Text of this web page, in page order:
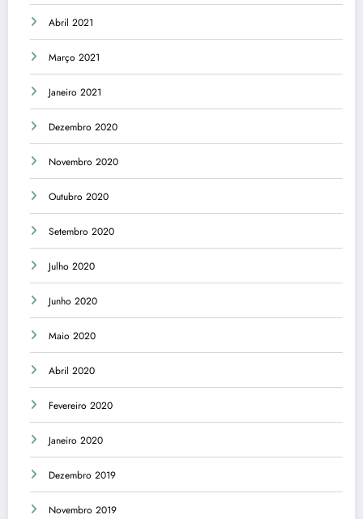
Abril 2021
Março 2021
Janeiro 2021
Dezembro 2020
Novembro 2020
Outubro 2020
Setembro 2020
Julho 2020
Junho 2020
Maio 2020
Abril 2020
Fevereiro 2020
Janeiro 2020
Dezembro 2019
Novembro 2019